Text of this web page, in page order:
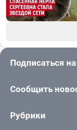
Подписаться
Сообщить
Рубрики